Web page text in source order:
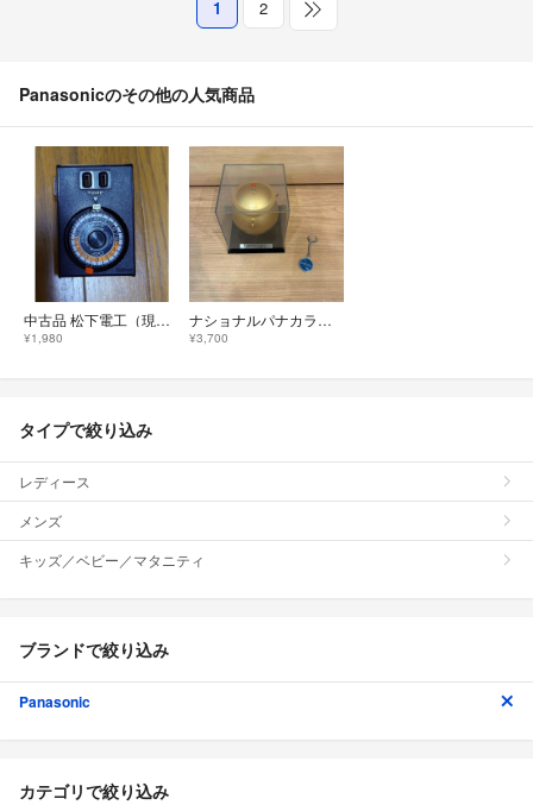
1 2
Panasonicのその他の人気商品
中古品 松下電工（現Panasonic）製 オー・オーラジオタイマー 50kHz
¥1,980
ナショナルパナカラー タイムカプセル キーホルダー EXPO70 大阪万博
¥3,700
タイプで絞り込み
レディース
メンズ
キッズ／ベビー／マタニティ
ブランドで絞り込み
Panasonic
カテゴリで絞り込み